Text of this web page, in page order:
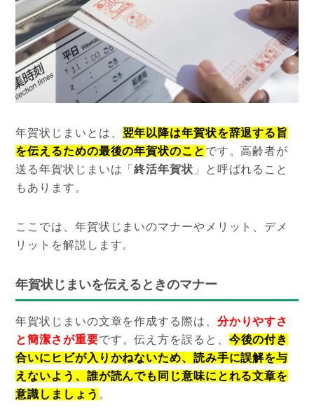
年賀状じまいとは、 翌年以降は年賀状を辞退する旨
を伝えるための最後の年賀状のこと です。高齢者が
送る年賀状じまいは「終活年賀状 」と呼ばれること
もあります。
ここでは、年賀状じまいのマナーやメリット、デメ
リットを解説します。
年賀状じまいを伝えるときのマナー
年賀状じまいの文章を作成する際は、 分かりやすさ
と簡潔さが重要です。伝え方を誤ると、 今後の付き
合いにヒビが入りかねないため、読み手に誤解を与
えないよう、誰が読んでも同じ意味にとれる文章を
意識しましょう 。